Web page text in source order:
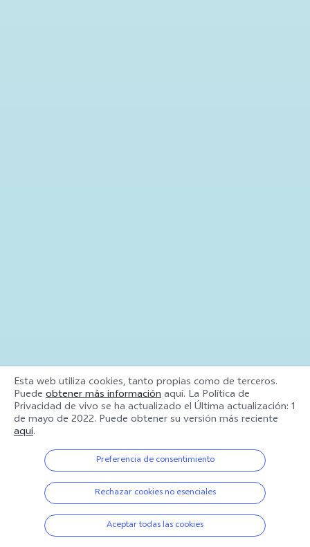
Esta web utiliza cookies, tanto propias como de terceros.
Puede obtener más informaciónaquí. La Política de
Privacidad de vivo se ha actualizado el Última actualización: 1
de mayo de 2022. Puede obtener su versión más reciente
aquí.
Preferencia de consentimiento
Rechazar cookies no esenciales
Aceptar todas las cookies